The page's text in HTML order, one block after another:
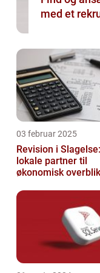
med et
03 februar 2025
Revision i
lokale partner til
økonomisk overblik